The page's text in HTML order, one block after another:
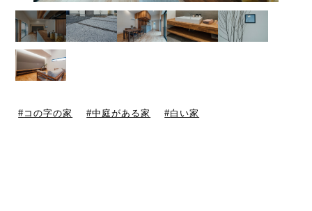
コの字の家 中庭がある家 白い家